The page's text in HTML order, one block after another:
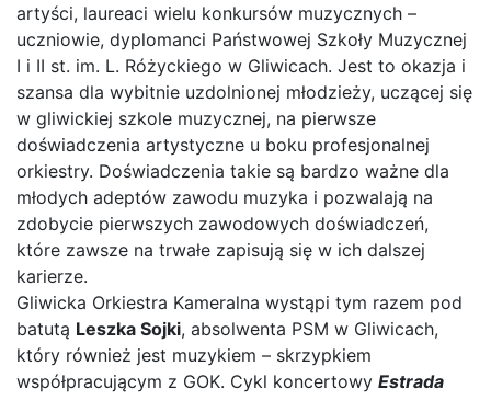
artyści, laureaci wielu konkursów muzycznych –
uczniowie, dyplomanci Państwowej Szkoły Muzycznej
I i II st. im. L. Różyckiego w Gliwicach. Jest to okazja i
szansa dla wybitnie uzdolnionej młodzieży, uczącej się
w gliwickiej szkole muzycznej, na pierwsze
doświadczenia artystyczne u boku profesjonalnej
orkiestry. Doświadczenia takie są bardzo ważne dla
młodych adeptów zawodu muzyka i pozwalają na
zdobycie pierwszych zawodowych doświadczeń,
które zawsze na trwałe zapisują się w ich dalszej
karierze.
Gliwicka Orkiestra Kameralna wystąpi tym razem pod
batutą Leszka Sojki, absolwenta PSM w Gliwicach,
który również jest muzykiem – skrzypkiem
współpracującym z GOK. Cykl koncertowy Estrada